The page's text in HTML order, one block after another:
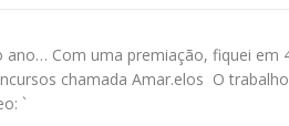
ano… Com uma premiação, fiquei em
chamada Amar.elos O
`